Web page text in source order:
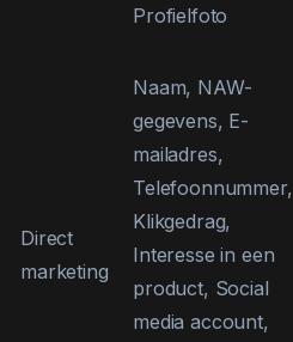
Profielfoto
Direct
marketing
Naam, NAW-
gegevens, E-
mailadres,
Telefoonnummer,
Klikgedrag,
Interesse in een
product, Social
media account,